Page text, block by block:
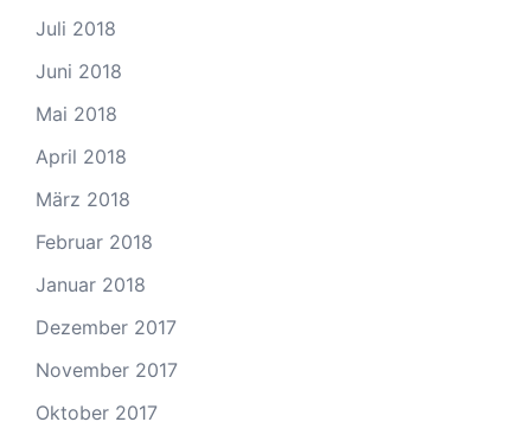
Juli 2018
Juni 2018
Mai 2018
April 2018
März 2018
Februar 2018
Januar 2018
Dezember 2017
November 2017
Oktober 2017